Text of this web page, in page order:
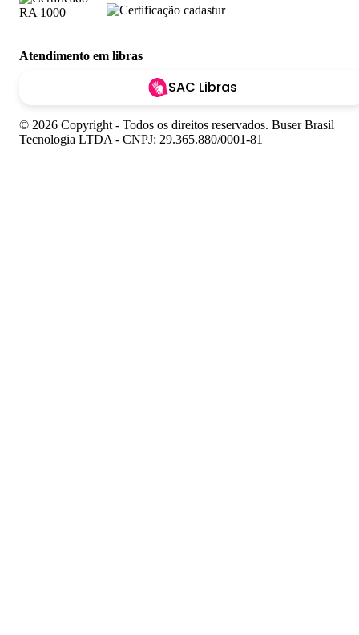
Atendimento em libras
SAC Libras
© 2026 Copyright - Todos os direitos reservados. Buser Brasil
Tecnologia LTDA - CNPJ: 29.365.880/0001-81